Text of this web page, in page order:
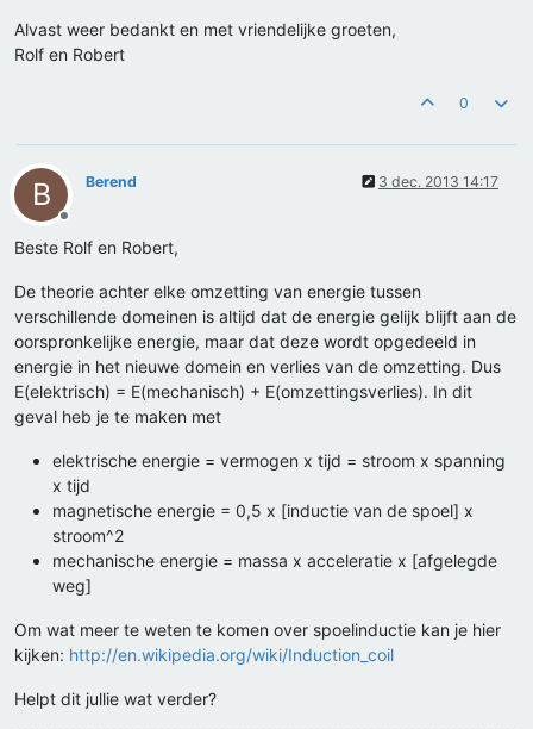
Alvast weer bedankt en met vriendelijke groeten,
Rolf en Robert
0
B
Offline
Berend 3 dec. 2013 14:17
Beste Rolf en Robert,
De theorie achter elke omzetting van energie tussen
verschillende domeinen is altijd dat de energie gelijk blijft aan de
oorspronkelijke energie, maar dat deze wordt opgedeeld in
energie in het nieuwe domein en verlies van de omzetting. Dus
E(elektrisch) = E(mechanisch) + E(omzettingsverlies). In dit
geval heb je te maken met
elektrische energie = vermogen x tijd = stroom x spanning
x tijd
magnetische energie = 0,5 x [inductie van de spoel] x
stroom^2
mechanische energie = massa x acceleratie x [afgelegde
weg]
Om wat meer te weten te komen over spoelinductie kan je hier
kijken: http://en.wikipedia.org/wiki/Induction_coil
Helpt dit jullie wat verder?